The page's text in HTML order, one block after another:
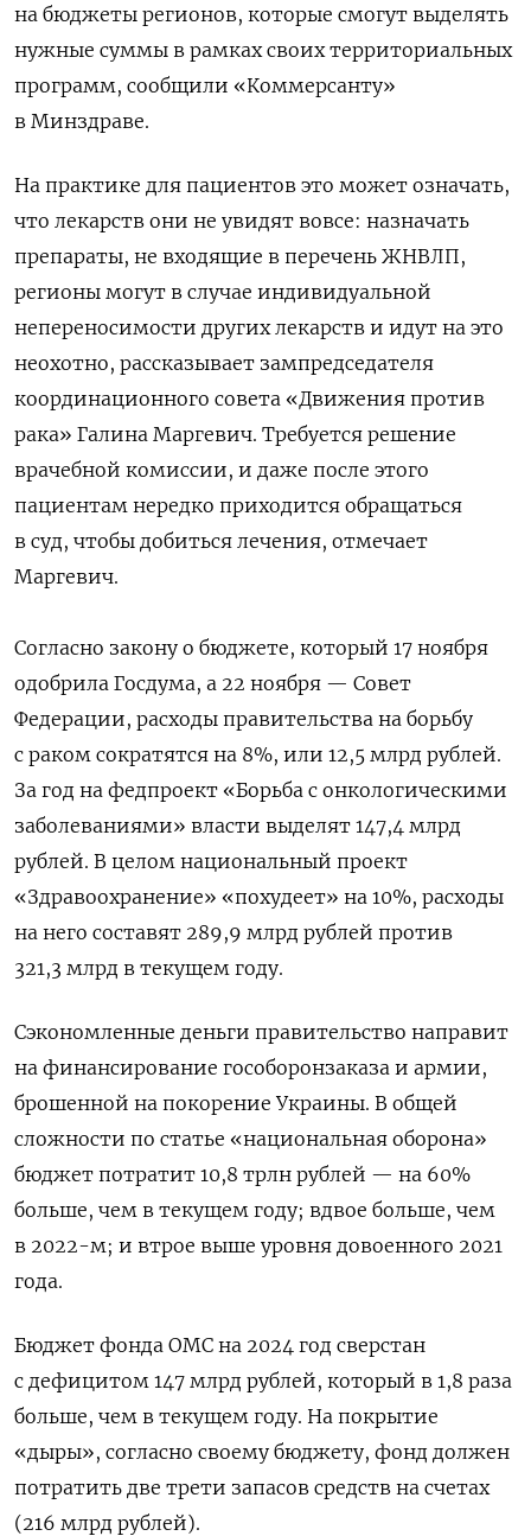
на бюджеты регионов, которые смогут выделять
нужные суммы в рамках своих территориальных
программ, сообщили «Коммерсанту»
в Минздраве.
На практике для пациентов это может означать,
что лекарств они не увидят вовсе: назначать
препараты, не входящие в перечень ЖНВЛП,
регионы могут в случае индивидуальной
непереносимости других лекарств и идут на это
неохотно, рассказывает зампредседателя
координационного совета «Движения против
рака» Галина Маргевич. Требуется решение
врачебной комиссии, и даже после этого
пациентам нередко приходится обращаться
в суд, чтобы добиться лечения, отмечает
Маргевич.
Согласно закону о бюджете, который 17 ноября
одобрила Госдума, а 22 ноября — Совет
Федерации, расходы правительства на борьбу
с раком сократятся на 8%, или 12,5 млрд рублей.
За год на федпроект «Борьба с онкологическими
заболеваниями» власти выделят 147,4 млрд
рублей. В целом национальный проект
«Здравоохранение» «похудеет» на 10%, расходы
на него составят 289,9 млрд рублей против
321,3 млрд в текущем году.
Сэкономленные деньги правительство направит
на финансирование гособоронзаказа и армии,
брошенной на покорение Украины. В общей
сложности по статье «национальная оборона»
бюджет потратит 10,8 трлн рублей — на 60%
больше, чем в текущем году; вдвое больше, чем
в 2022-м; и втрое выше уровня довоенного 2021
года.
Бюджет фонда ОМС на 2024 год сверстан
с дефицитом 147 млрд рублей, который в 1,8 раза
больше, чем в текущем году. На покрытие
«дыры», согласно своему бюджету, фонд должен
потратить две трети запасов средств на счетах
(216 млрд рублей).